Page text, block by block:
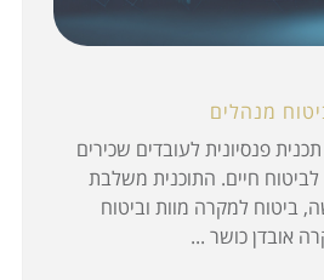
מנהלים
פנסיונית לעובדים שכירים
חיים. התוכנית משלבת
ביטוח למקרה מוות וביטוח
אובדן כושר ...